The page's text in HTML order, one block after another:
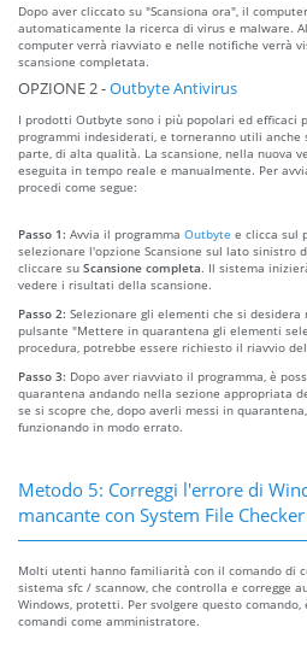
Dopo aver cliccato su "Scansiona ora", il
automaticamente la ricerca di virus e malware.
computer verrà riavviato e nelle notifiche verrà
scansione completata.
OPZIONE 2 -Outbyte Antivirus
I prodotti Outbyte sono i più popolari ed efficaci
programmi indesiderati, e torneranno utili
parte, di alta qualità. La scansione, nella nuova
eseguita in tempo reale e manualmente. Per
procedi come segue:
Passo 1: Avvia il programma Outbyte e clicca sul
selezionare l'opzione Scansione sul lato sinistro
cliccare su Scansione completa. Il sistema
vedere i risultati della scansione.
Passo 2: Selezionare gli elementi che si
pulsante "Mettere in quarantena gli elementi
procedura, potrebbe essere richiesto il riavvio
Passo 3: Dopo aver riavviato il programma, è
quarantena andando nella sezione appropriata
se si scopre che, dopo averli messi in
funzionando in modo errato.
Metodo 5: Correggi l'errore di
mancante con System File Checker
Molti utenti hanno familiarità con il comando di
sistema sfc / scannow, che controlla e corregge
Windows, protetti. Per svolgere questo
comandi come amministratore.